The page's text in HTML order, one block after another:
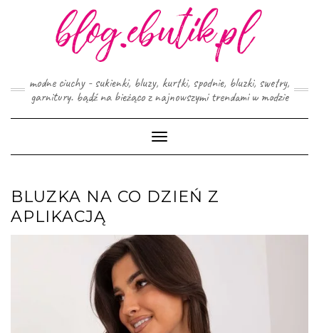
modne ciuchy - sukienki, bluzy, kurtki, spodnie, bluzki, swetry,
garnitury. bądź na bieżąco z najnowszymi trendami w modzie
Toggle
Navigation
BLUZKA NA CO DZIEŃ Z
APLIKACJĄ